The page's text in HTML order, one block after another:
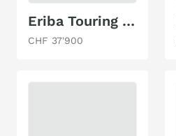
Eriba Touring 642
CHF 37'900